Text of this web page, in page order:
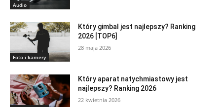
Audio
Foto i kamery
Który gimbal jest najlepszy? Ranking
2026 [TOP6]
28 maja 2026
Który aparat natychmiastowy jest
najlepszy? Ranking 2026
22 kwietnia 2026